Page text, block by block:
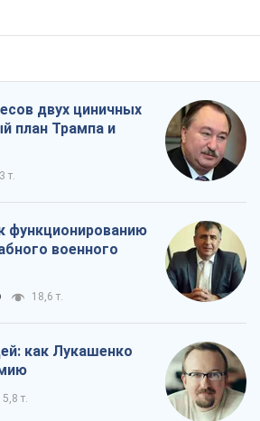
двух циничных
план Трампа и
т.
функционированию
военного
18,6 т.
как Лукашенко
т.